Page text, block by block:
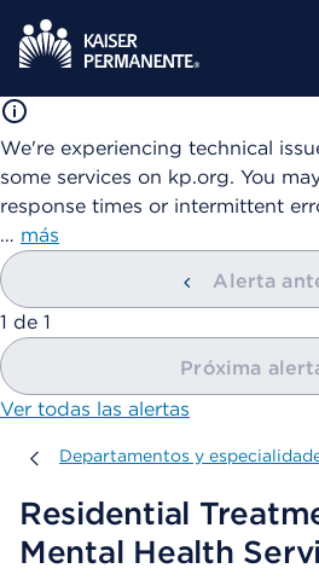
We're experiencing technical
some services on kp.org. You
response times or intermittent
… más
Alerta
mostrando
1 de 1
Próxima
Ver todas las alertas
Departamentos y especialidades
Departamentos y
Residential
Mental Health